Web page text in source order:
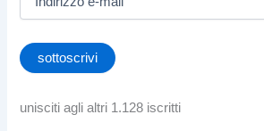
r
z
sottoscrivi
unisciti agli altri 1.128 iscritti